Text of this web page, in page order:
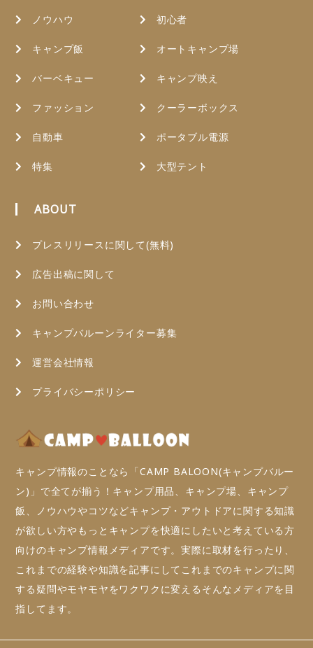
ノウハウ
キャンプ飯
バーベキュー
ファッション
自動車
特集
初心者
オートキャンプ場
キャンプ映え
クーラーボックス
ポータブル電源
大型テント
ABOUT
プレスリリースに関して(無料)
広告出稿に関して
お問い合わせ
キャンプバルーンライター募集
運営会社情報
プライバシーポリシー
キャンプ情報のことなら「CAMP BALOON(キャンプバルー
ン)」で全てが揃う！キャンプ用品、キャンプ場、キャンプ
飯、ノウハウやコツなどキャンプ・アウトドアに関する知識
が欲しい方やもっとキャンプを快適にしたいと考えている方
向けのキャンプ情報メディアです。実際に取材を行ったり、
これまでの経験や知識を記事にしてこれまでのキャンプに関
する疑問やモヤモヤをワクワクに変えるそんなメディアを目
指してます。